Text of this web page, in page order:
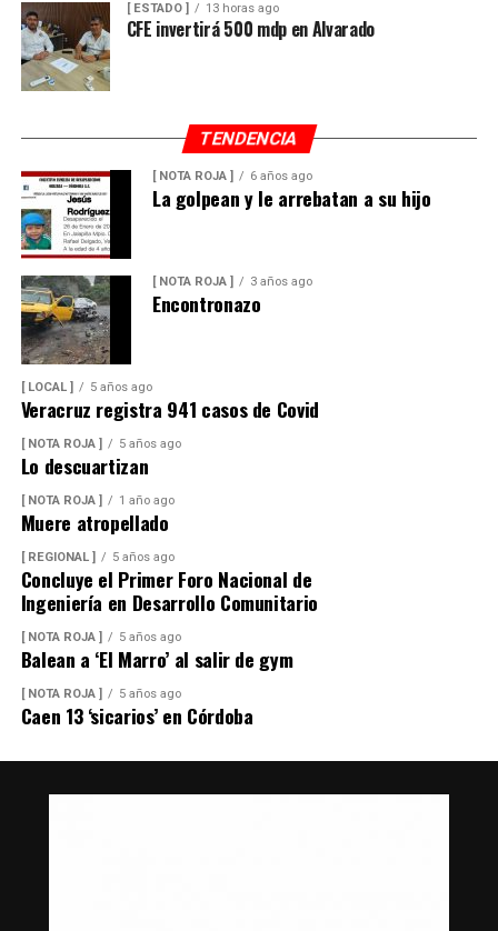
[ ESTADO ] 13 horas ago
CFE invertirá 500 mdp en Alvarado
TENDENCIA
[ NOTA ROJA ] 6 años ago
La golpean y le arrebatan a su hijo
[ NOTA ROJA ] 3 años ago
Encontronazo
[ LOCAL ] 5 años ago
Veracruz registra 941 casos de Covid
[ NOTA ROJA ] 5 años ago
Lo descuartizan
[ NOTA ROJA ] 1 año ago
Muere atropellado
[ REGIONAL ] 5 años ago
Concluye el Primer Foro Nacional de
Ingeniería en Desarrollo Comunitario
[ NOTA ROJA ] 5 años ago
Balean a ‘El Marro’ al salir de gym
[ NOTA ROJA ] 5 años ago
Caen 13 ‘sicarios’ en Córdoba